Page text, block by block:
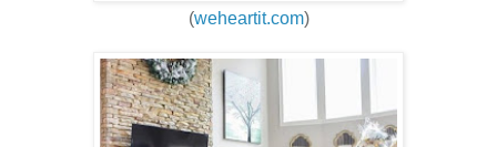
(weheartit.com)